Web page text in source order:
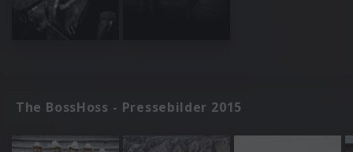
The BossHoss - Pressebilder 2015